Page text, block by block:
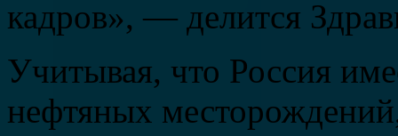
кадров», — делится
Учитывая, что Россия
нефтяных